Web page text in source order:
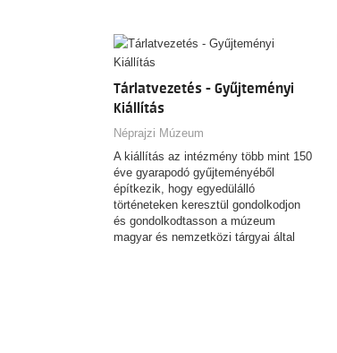
design, gives you a clear overview of
what to expect inside, and highlights
such a standout destination. It’s the
ideal way to start your visit and make
Tárlatvezetés - Gyűjteményi
Kiállítás
Néprajzi Múzeum
A kiállítás az intézmény több mint 150
éve gyarapodó gyűjteményéből
építkezik, hogy egyedülálló
történeteken keresztül gondolkodjon
és gondolkodtasson a múzeum
magyar és nemzetközi tárgyai által